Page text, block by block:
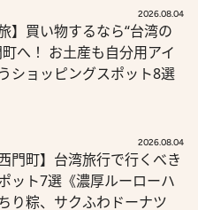
2026.08.04
】買い物するなら“台湾の
へ！ お土産も自分用アイ
ショッピングスポット8選
2026.08.04
門町】台湾旅行で行くべき
ット7選《濃厚ルーローハ
り粽、サクふわドーナツ